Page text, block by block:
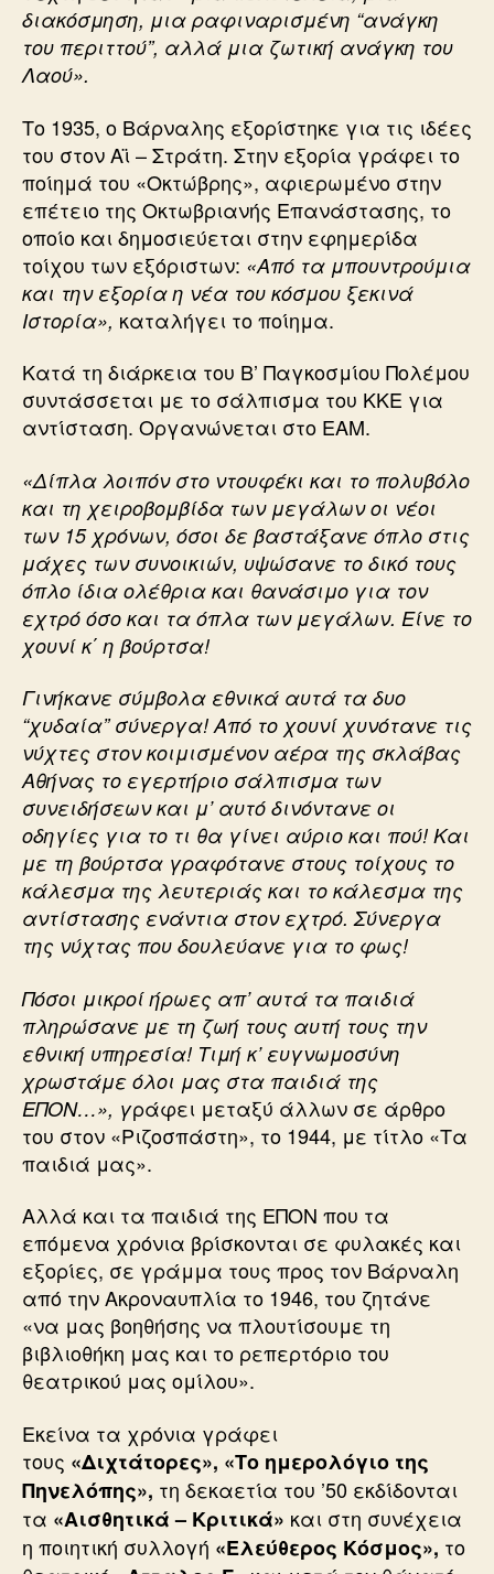
διακόσμηση, μια ραφιναρισμένη “ανάγκη
του περιττού”, αλλά μια ζωτική ανάγκη του
Λαού».
Το 1935, ο Βάρναλης εξορίστηκε για τις ιδέες
του στον Αϊ – Στράτη. Στην εξορία γράφει το
ποίημά του «Οκτώβρης», αφιερωμένο στην
επέτειο της Οκτωβριανής Επανάστασης, το
οποίο και δημοσιεύεται στην εφημερίδα
τοίχου των εξόριστων: «Από τα μπουντρούμια
και την εξορία η νέα του κόσμου ξεκινά
Ιστορία», καταλήγει το ποίημα.
Κατά τη διάρκεια του Β’ Παγκοσμίου Πολέμου
συντάσσεται με το σάλπισμα του ΚΚΕ για
αντίσταση. Οργανώνεται στο ΕΑΜ.
«Δίπλα λοιπόν στο ντουφέκι και το πολυβόλο
και τη χειροβομβίδα των μεγάλων οι νέοι
των 15 χρόνων, όσοι δε βαστάξανε όπλο στις
μάχες των συνοικιών, υψώσανε το δικό τους
όπλο ίδια ολέθρια και θανάσιμο για τον
εχτρό όσο και τα όπλα των μεγάλων. Είνε το
χουνί κ΄ η βούρτσα!
Γινήκανε σύμβολα εθνικά αυτά τα δυο
“χυδαία” σύνεργα! Από το χουνί χυνότανε τις
νύχτες στον κοιμισμένον αέρα της σκλάβας
Αθήνας το εγερτήριο σάλπισμα των
συνειδήσεων και μ’ αυτό δινόντανε οι
οδηγίες για το τι θα γίνει αύριο και πού! Και
με τη βούρτσα γραφότανε στους τοίχους το
κάλεσμα της λευτεριάς και το κάλεσμα της
αντίστασης ενάντια στον εχτρό. Σύνεργα
της νύχτας που δουλεύανε για το φως!
Πόσοι μικροί ήρωες απ’ αυτά τα παιδιά
πληρώσανε με τη ζωή τους αυτή τους την
εθνική υπηρεσία! Τιμή κ’ ευγνωμοσύνη
χρωστάμε όλοι μας στα παιδιά της
ΕΠΟΝ…», γράφει μεταξύ άλλων σε άρθρο
του στον «Ριζοσπάστη», το 1944, με τίτλο «Τα
παιδιά μας».
Αλλά και τα παιδιά της ΕΠΟΝ που τα
επόμενα χρόνια βρίσκονται σε φυλακές και
εξορίες, σε γράμμα τους προς τον Βάρναλη
από την Ακροναυπλία το 1946, του ζητάνε
«να μας βοηθήσης να πλουτίσουμε τη
βιβλιοθήκη μας και το ρεπερτόριο του
θεατρικού μας ομίλου».
Εκείνα τα χρόνια γράφει
τους «Διχτάτορες», «Το ημερολόγιο της
Πηνελόπης», τη δεκαετία του ’50 εκδίδονται
τα «Αισθητικά – Κριτικά» και στη συνέχεια
η ποιητική συλλογή «Ελεύθερος Κόσμος», το